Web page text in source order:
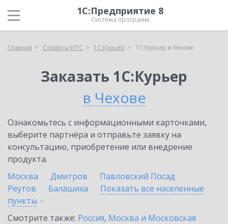
1С:Предприятие 8
Система программ
Главная Сервисы ИТС 1С:Курьер 1С:Курьер в Чехове
Заказать 1С:Курьер
в Чехове
Ознакомьтесь с информационными карточками,
выберите партнёра и отправьте заявку на
консультацию, приобретение или внедрение
продукта.
Москва
Дмитров
Павловский Посад
Реутов
Балашиха
Показать все населенные
пункты
Смотрите также: Россия, Москва и Московская